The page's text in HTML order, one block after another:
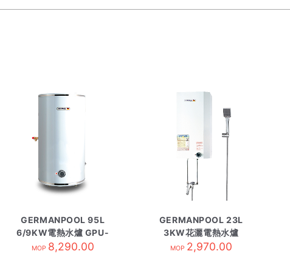
GERMANPOOL 95L
6/9KW電熱水爐 GPU-
25 圓型
MOP 8,290.00
GERMANPOOL 23L
3KW花灑電熱水爐
GPN-603TD
MOP 2,970.00